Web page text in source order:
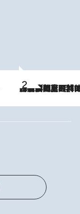
2026.8.8
「最後に見られてよかった」上野動物園の東園パンダ舎が解体前に特別公開。8月16日まで延長されたパネル展と共に辿る“半世紀”のパンダ飼育《解体工事の図面あり》